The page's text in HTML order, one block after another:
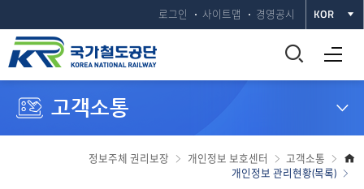
로그인 사이트맵 경영공시 KOR
통
합
색
전체메뉴 열기
고객소통
홈
고객소통
개인정보 보호센터
정보주체 권리보장
개인정보 관리현황(목록)